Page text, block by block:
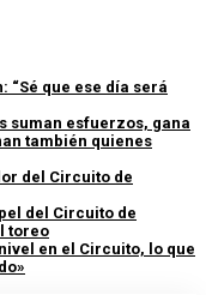
“Sé que ese día será
suman esfuerzos, gana
también quienes
del Circuito de
del Circuito de
toreo
en el Circuito, lo que